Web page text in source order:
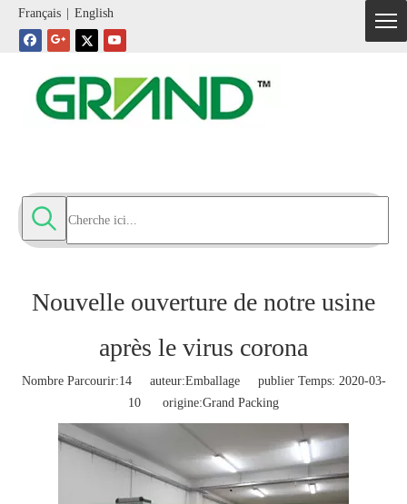
Français English
Nouvelle ouverture de notre usine
après le virus corona
Nombre Parcourir:14auteur:Emballage publier Temps: 2020-03-
10 origine:Grand Packing